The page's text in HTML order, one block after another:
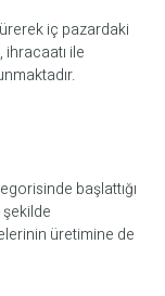
iç pazardaki
ile
başlattığı
üretimine de